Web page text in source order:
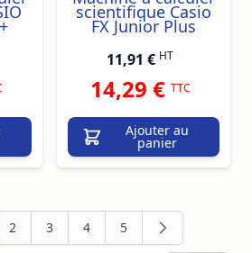
scientifique Casio
FX Junior Plus
11,91 € HT
14,29 € TTC
Ajouter au
panier
lisez actuellement la page
Page
2 Page
3 Page
4 Page
5